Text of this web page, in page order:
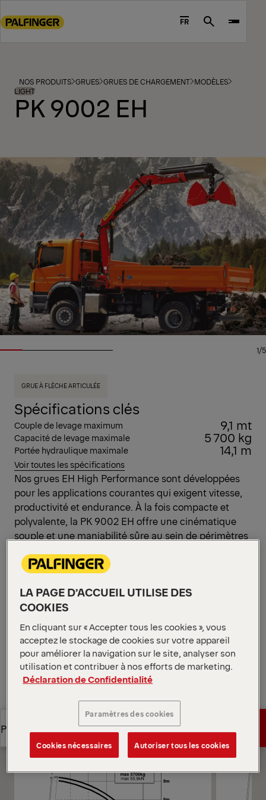
to
footer
content
FR Search
NOS PRODUITS GRUES GRUES DE CHARGEMENT MODÈLES
LIGHT
PK 9002 EH
1/5
GRUE À FLÈCHE ARTICULÉE
Spécifications clés
Couple de levage maximum 9,1 mt
Capacité de levage maximale 5 700 kg
Portée hydraulique maximale 14,1 m
Voir toutes les spécifications
Nos grues EH High Performance sont développées
pour les applications courantes qui exigent vitesse,
productivité et endurance. À la fois compacte et
polyvalente, la PK 9002 EH offre une cinématique
souple et une maniabilité sûre au sein de périmètres
levage au besoin pour maintenir un mouvement
poids divers dans des travées basses.
Ouvrir les diagrammes
Demander un devis
Demander un devis
Trouver un partenaire commercial
Trouver un partenaire commercial
Points forts
Demander un devis
Diagrammes
LA PAGE D’ACCUEIL UTILISE DES
COOKIES
En cliquant sur « Accepter tous les cookies », vous
acceptez le stockage de cookies sur votre appareil
pour améliorer la navigation sur le site, analyser son
utilisation et contribuer à nos efforts de marketing.
Déclaration de Confidentialité
Paramètres des cookies
Cookies nécessaires Autoriser tous les cookies